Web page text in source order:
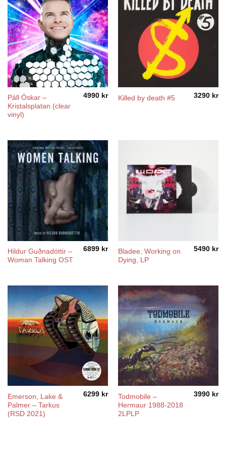
Páll Óskar –
Kristalsplatan (clear
vinyl)
4990 kr Killed by death #5 3290 kr
Hildur Guðnadóttir –
Woman Talking OST
6899 kr
Bladee, Working on
Dying, LP
5490 kr
Emerson, Lake &
Palmer – Tarkus
(RSD 2021)
6299 kr
Todmobile –
Hermaur 1988-2018
2LPLP
3990 kr